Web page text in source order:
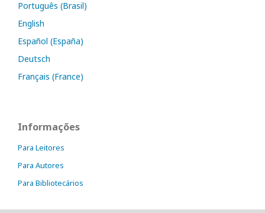
Português (Brasil)
English
Español (España)
Deutsch
Français (France)
Informações
Para Leitores
Para Autores
Para Bibliotecários